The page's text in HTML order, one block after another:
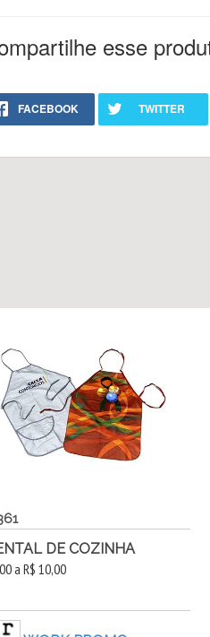
esse
FACEBOOK TWITTER
DE COZINHA
a R$ 10,00